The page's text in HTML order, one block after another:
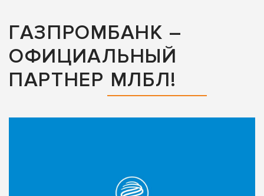
ГАЗПРОМБАНК –
ОФИЦИАЛЬНЫЙ
ПАРТНЕР МЛБЛ!